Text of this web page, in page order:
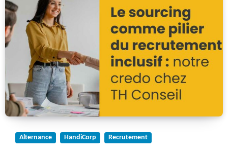
Alternance HandiCorp Recrutement